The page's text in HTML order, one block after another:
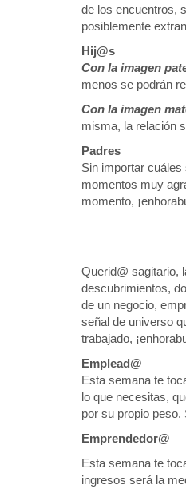
de los encuentros,
posiblemente
Hij@s
Con la imagen
menos se podrán
Con la imagen
misma, la relación
Padres
Sin importar
momentos muy
momento,
Querid@ sagitario,
descubrimientos,
de un negocio,
señal de universo
trabajado,
Emplead@
Esta semana te
lo que necesitas,
por su propio
Emprendedor@
Esta semana te
ingresos será la